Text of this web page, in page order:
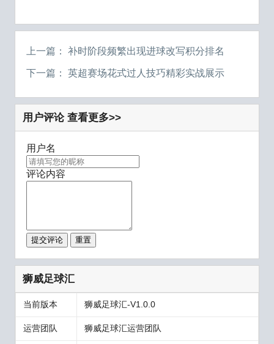
上一篇： 补时阶段频繁出现进球改写积分排名
下一篇： 英超赛场花式过人技巧精彩实战展示
用户评论 查看更多>>
用户名
评论内容
提交评论 重置
狮威足球汇
当前版本 狮威足球汇-V1.0.0
运营团队 狮威足球汇运营团队